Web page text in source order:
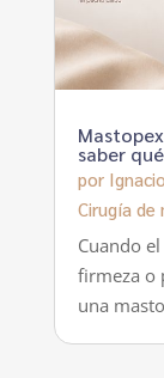
saber
por
Cirugía de
Cuando
firmeza o
una